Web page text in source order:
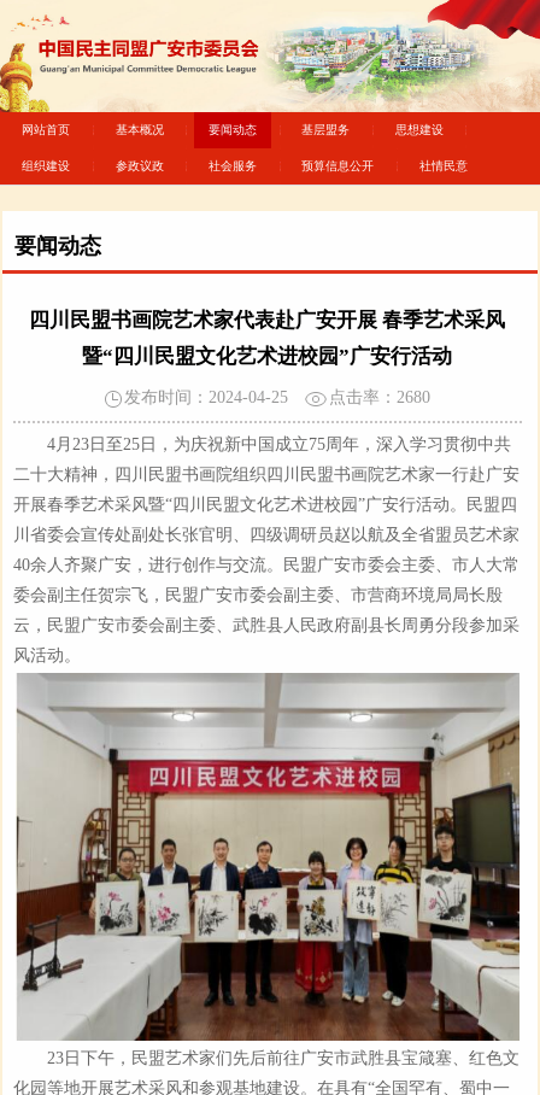
网站首页 基本概况 要闻动态 基层盟务 思想建设
组织建设 参政议政 社会服务 预算信息公开 社情民意
要闻动态
四川民盟书画院艺术家代表赴广安开展 春季艺术采风
暨“四川民盟文化艺术进校园”广安行活动
发布时间：2024-04-25 点击率： 2680
4月23日至25日，为庆祝新中国成立75周年，深入学习贯彻中共
二十大精神，四川民盟书画院组织四川民盟书画院艺术家一行赴广安
开展春季艺术采风暨“四川民盟文化艺术进校园”广安行活动。民盟四
川省委会宣传处副处长张官明、四级调研员赵以航及全省盟员艺术家
40余人齐聚广安，进行创作与交流。民盟广安市委会主委、市人大常
委会副主任贺宗飞，民盟广安市委会副主委、市营商环境局局长殷
云，民盟广安市委会副主委、武胜县人民政府副县长周勇分段参加采
风活动。
23日下午，民盟艺术家们先后前往广安市武胜县宝箴塞、红色文
化园等地开展艺术采风和参观基地建设。在具有“全国罕有、蜀中一